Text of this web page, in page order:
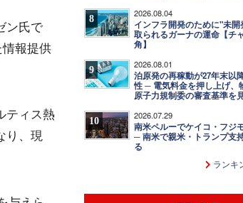
ン氏で
報提供
ティス熱
り、現
8 2026.08.04
インフラ開発のために"未
取られるガーナの運命【チ
角】
9 2026.08.01
泊原発の再稼動が27年末以
性 ─ 電気料金を押し上げ、
原子力規制委の審査基準を
10 2026.07.29
南米ペルーでケイコ・フジ
─ 南米で親米・トランプ支
る
ランキ